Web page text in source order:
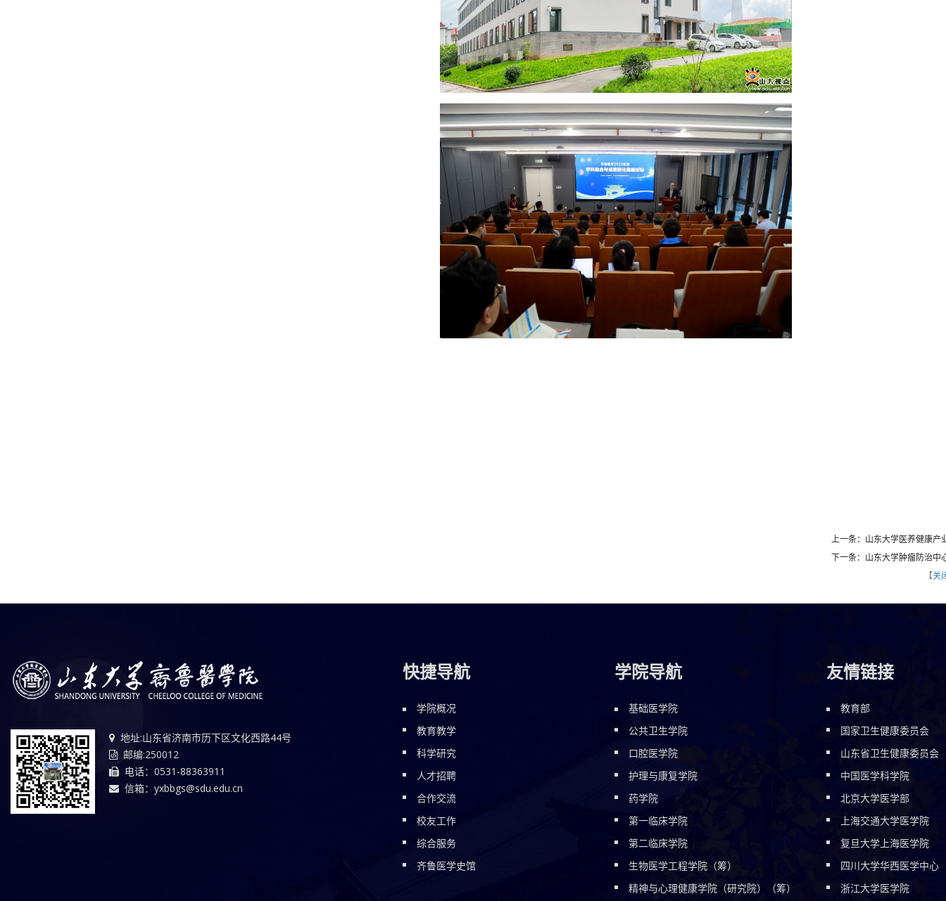
上一条：山东大学医养健康产
下一条：山东大学肿瘤防治中
【关
地址:山东省济南市历下区文化西路44号
邮编:250012
电话：0531-88363911
信箱：yxbbgs@sdu.edu.cn
快捷导航
学院概况
教育教学
科学研究
人才招聘
合作交流
校友工作
综合服务
齐鲁医学史馆
学院导航
基础医学院
公共卫生学院
口腔医学院
护理与康复学院
药学院
第一临床学院
第二临床学院
生物医学工程学院（筹）
精神与心理健康学院（研究院）（筹）
友情链接
教育部
国家卫生健康委员会
山东省卫生健康委员会
中国医学科学院
北京大学医学部
上海交通大学医学院
复旦大学上海医学院
四川大学华西医学中心
浙江大学医学院